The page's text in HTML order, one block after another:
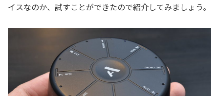
イスなのか、試すことができたので紹介してみましょう。